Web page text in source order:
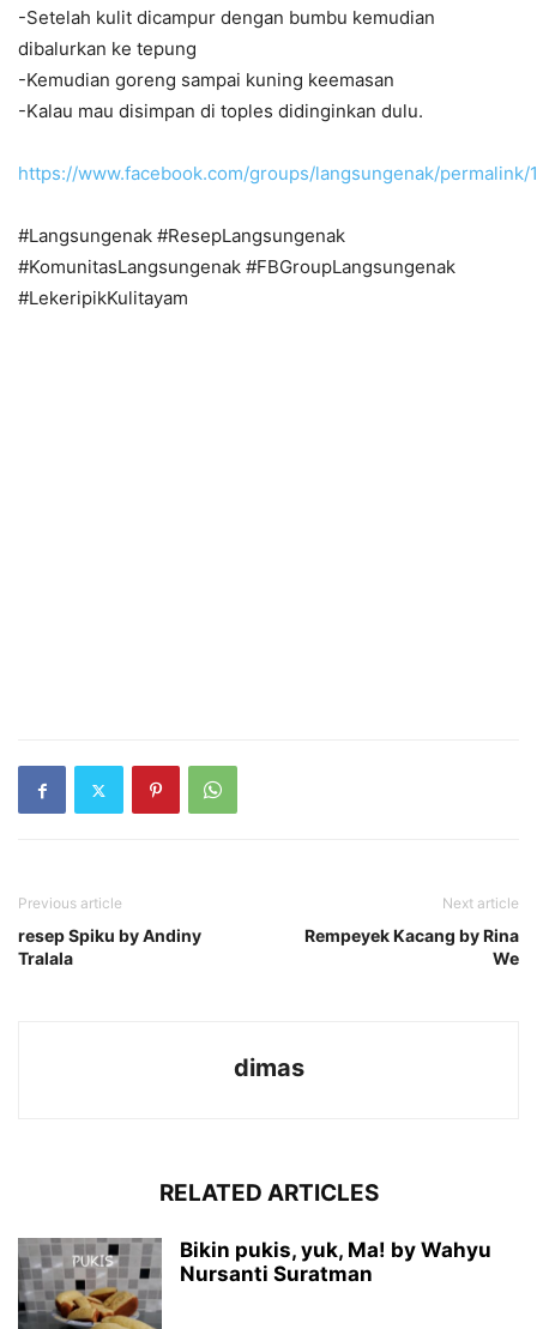
-Setelah kulit dicampur dengan bumbu kemudian
dibalurkan ke tepung
-Kemudian goreng sampai kuning keemasan
-Kalau mau disimpan di toples didinginkan dulu.
https://www.facebook.com/groups/langsungenak/permalink/
#Langsungenak #ResepLangsungenak
#KomunitasLangsungenak #FBGroupLangsungenak
#LekeripikKulitayam
Previous article
resep Spiku by Andiny
Tralala
Next article
Rempeyek Kacang by Rina
We
dimas
RELATED ARTICLES
Bikin pukis, yuk, Ma! by Wahyu
Nursanti Suratman